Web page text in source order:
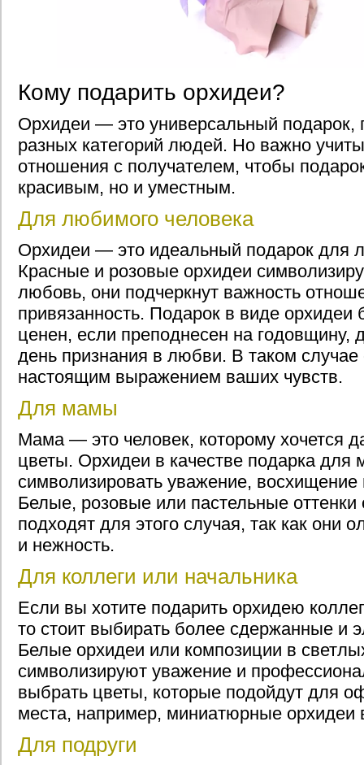
Кому подарить орхидеи?
Орхидеи — это универсальный
разных категорий людей. Но важно
отношения с получателем, чтобы
красивым, но и уместным.
Для любимого человека
Орхидеи — это идеальный подарок для
Красные и розовые орхидеи
любовь, они подчеркнут важность
привязанность. Подарок в виде орхидеи
ценен, если преподнесен на годовщину,
день признания в любви. В таком случае
настоящим выражением ваших чувств.
Для мамы
Мама — это человек, которому хочется
цветы. Орхидеи в качестве подарка для
символизировать уважение, восхищение
Белые, розовые или пастельные оттенки
подходят для этого случая, так как они
и нежность.
Для коллеги или начальника
Если вы хотите подарить орхидею
то стоит выбирать более сдержанные и
Белые орхидеи или композиции в
символизируют уважение и
выбрать цветы, которые подойдут для
места, например, миниатюрные орхидеи
Для подруги